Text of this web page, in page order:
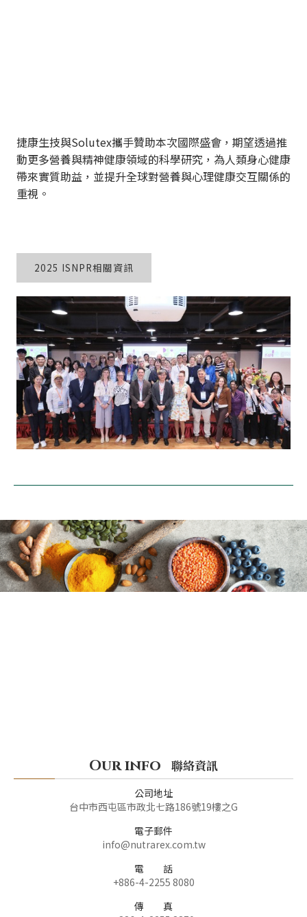
捷康生技與Solutex攜手贊助本次國際盛會，期望透過推
動更多營養與精神健康領域的科學研究，為人類身心健康
帶來實質助益，並提升全球對營養與心理健康交互關係的
重視。
2025 ISNPR相關資訊
Our info 聯絡資訊
公司地址
台中市西屯區市政北七路186號19樓之G
電子郵件
info@nutrarex.com.tw
電 話
+886-4-2255 8080
傳 真